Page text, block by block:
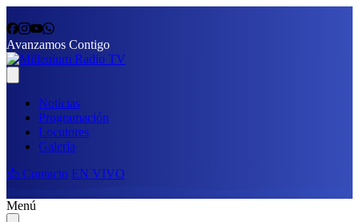
Avanzamos Contigo
Noticias
Programación
Locutores
Galería
📩 Contacto EN VIVO
Menú